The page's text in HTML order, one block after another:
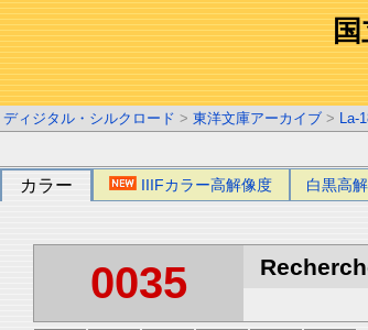
国
ディジタル・シルクロード > 東洋文庫アーカイブ > La-
カラー IIIFカラー高解像度 白黒高
0035